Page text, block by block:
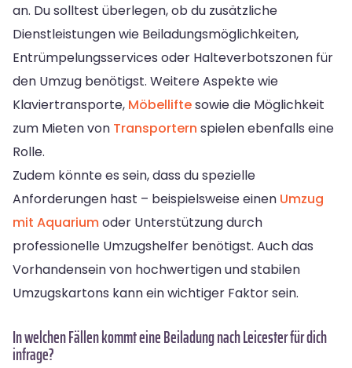
an. Du solltest überlegen, ob du zusätzliche
Dienstleistungen wie Beiladungsmöglichkeiten,
Entrümpelungsservices oder Halteverbotszonen für
den Umzug benötigst. Weitere Aspekte wie
Klaviertransporte, Möbelliftesowie die Möglichkeit
zum Mieten von Transportern spielen ebenfalls eine
Rolle.
Zudem könnte es sein, dass du spezielle
Anforderungen hast – beispielsweise einen Umzug
mit Aquariumoder Unterstützung durch
professionelle Umzugshelfer benötigst. Auch das
Vorhandensein von hochwertigen und stabilen
Umzugskartons kann ein wichtiger Faktor sein.
In welchen Fällen kommt eine Beiladung nach Leicester für dich
infrage?